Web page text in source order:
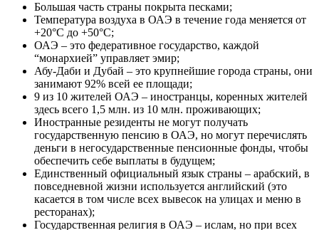
Большая часть страны покрыта песками;
Температура воздуха в ОАЭ в течение года меняется от
+20°C до +50°C;
ОАЭ – это федеративное государство, каждой
“монархией” управляет эмир;
Абу-Даби и Дубай – это крупнейшие города страны, они
занимают 92% всей ее площади;
9 из 10 жителей ОАЭ – иностранцы, коренных жителей
здесь всего 1,5 млн. из 10 млн. проживающих;
Иностранные резиденты не могут получать
государственную пенсию в ОАЭ, но могут перечислять
деньги в негосударственные пенсионные фонды, чтобы
обеспечить себе выплаты в будущем;
Единственный официальный язык страны – арабский, в
повседневной жизни используется английский (это
касается в том числе всех вывесок на улицах и меню в
ресторанах);
Государственная религия в ОАЭ – ислам, но при всех